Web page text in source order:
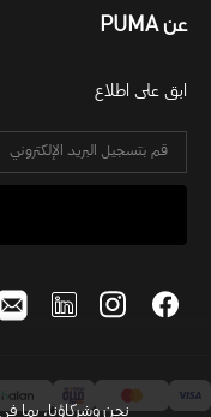
عن PUMA
ابق على اطلاع